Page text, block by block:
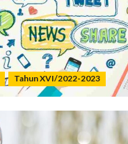
Tahun XVI/2022-2023